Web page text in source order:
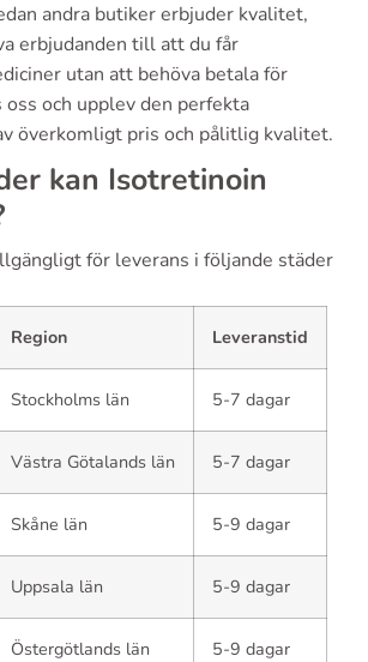
andra butiker erbjuder kvalitet,
erbjudanden till att du får
utan att behöva betala för
oss och upplev den perfekta
överkomligt pris och pålitlig kvalitet.
kan Isotretinoin
för leverans i följande städer
Region Leveranstid
Stockholms län 5-7 dagar
Västra Götalands län 5-7 dagar
Skåne län 5-9 dagar
Uppsala län 5-9 dagar
Östergötlands län 5-9 dagar